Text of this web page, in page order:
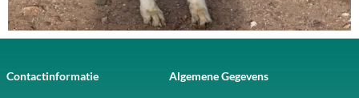
Contactinformatie Algemene Gegevens